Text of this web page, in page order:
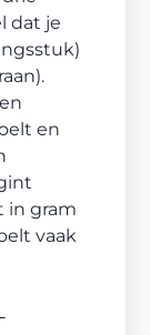
dat je
en
in gram
vaak